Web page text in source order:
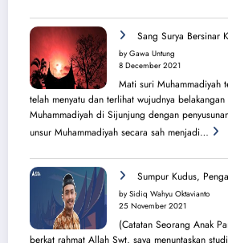
Sang Surya Bersinar
by Gawa Untung
8 December 2021
Mati suri Muhammadiyah
telah menyatu dan terlihat wujudnya
Muhammadiyah di Sijunjung dengan
unsur Muhammadiyah secara sah menjadi…
Sumpur Kudus,
by Sidiq Wahyu Oktavianto
25 November 2021
(Catatan Seorang Anak
berkat rahmat Allah Swt, saya menuntaskan